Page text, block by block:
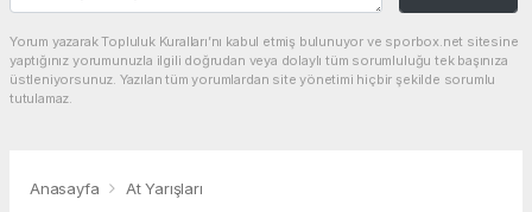
Yorum yazarak Topluluk Kuralları’nı kabul etmiş bulunuyor ve sporbox.net sitesine
yaptığınız yorumunuzla ilgili doğrudan veya dolaylı tüm sorumluluğu tek başınıza
üstleniyorsunuz. Yazılan tüm yorumlardan site yönetimi hiçbir şekilde sorumlu
tutulamaz.
Anasayfa At Yarışları